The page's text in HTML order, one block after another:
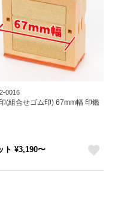
0016
(組合せゴム印) 67mm幅 印鑑
ト ¥3,190〜